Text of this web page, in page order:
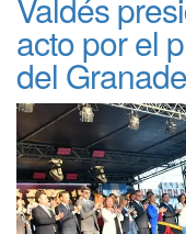
acto por el
del